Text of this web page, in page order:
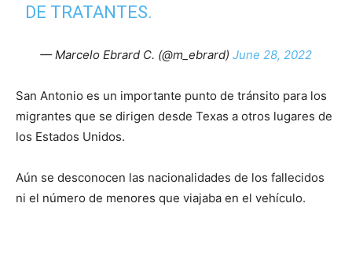
DE TRATANTES.
— Marcelo Ebrard C. (@m_ebrard) June 28, 2022
San Antonio es un importante punto de tránsito para los
migrantes que se dirigen desde Texas a otros lugares de
los Estados Unidos.
Aún se desconocen las nacionalidades de los fallecidos
ni el número de menores que viajaba en el vehículo.